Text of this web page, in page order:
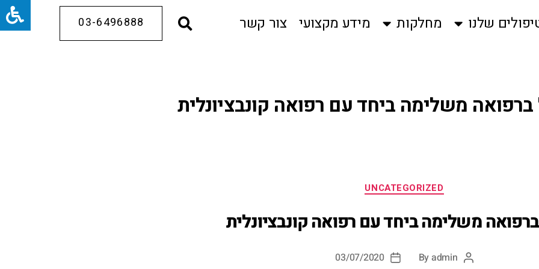
שלנו מחלקות מידע מקצועי צור קשר 03-6496888
ברפואה משלימה ביחד עם רפואה קונבציונלית
UNCATEGORIZED
משלימה ביחד עם רפואה קונבציונלית
Byadmin
03/07/2020